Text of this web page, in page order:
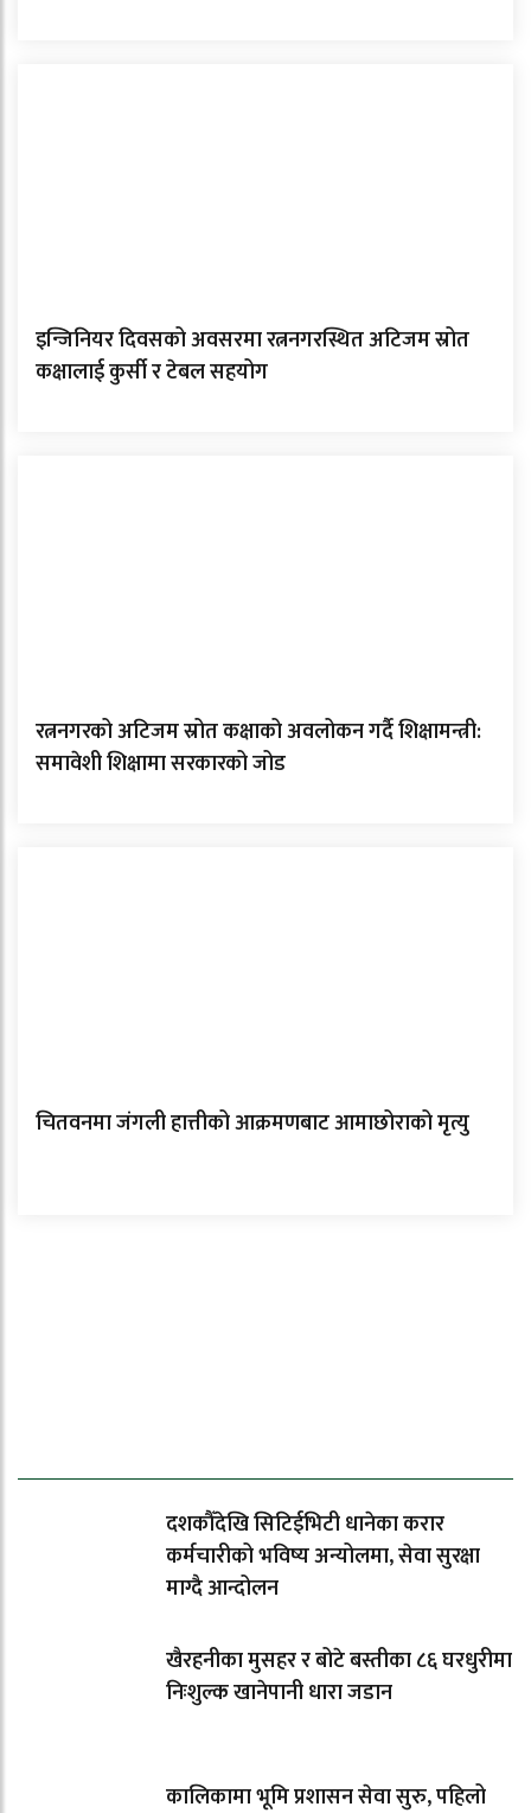
इन्जिनियर दिवसको अवसरमा रत्ननगरस्थित अटिजम स्रोत
कक्षालाई कुर्सी र टेबल सहयोग
रत्ननगरको अटिजम स्रोत कक्षाको अवलोकन गर्दै शिक्षामन्त्री:
समावेशी शिक्षामा सरकारको जोड
चितवनमा जंगली हात्तीको आक्रमणबाट आमाछोराको मृत्यु
दशकौँदेखि सिटिईभिटी धानेका करार
कर्मचारीको भविष्य अन्योलमा, सेवा सुरक्षा
माग्दै आन्दोलन
खैरहनीका मुसहर र बोटे बस्तीका ८६ घरधुरीमा
निःशुल्क खानेपानी धारा जडान
कालिकामा भूमि प्रशासन सेवा सुरु, पहिलो